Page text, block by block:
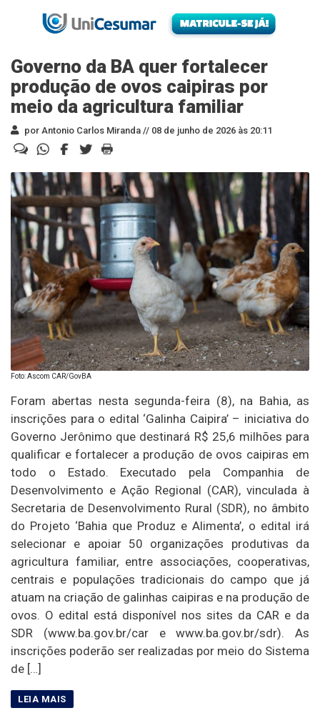
Governo da BA quer fortalecer
produção de ovos caipiras por
meio da agricultura familiar
por Antonio Carlos Miranda // 08 de junho de 2026 às 20:11
Foto: Ascom CAR/GovBA
Foram abertas nesta segunda-feira (8), na Bahia, as
inscrições para o edital ‘Galinha Caipira’ – iniciativa do
Governo Jerônimo que destinará R$ 25,6 milhões para
qualificar e fortalecer a produção de ovos caipiras em
todo o Estado. Executado pela Companhia de
Desenvolvimento e Ação Regional (CAR), vinculada à
Secretaria de Desenvolvimento Rural (SDR), no âmbito
do Projeto ‘Bahia que Produz e Alimenta’, o edital irá
selecionar e apoiar 50 organizações produtivas da
agricultura familiar, entre associações, cooperativas,
centrais e populações tradicionais do campo que já
atuam na criação de galinhas caipiras e na produção de
ovos. O edital está disponível nos sites da CAR e da
SDR (www.ba.gov.br/car e www.ba.gov.br/sdr). As
inscrições poderão ser realizadas por meio do Sistema
de […]